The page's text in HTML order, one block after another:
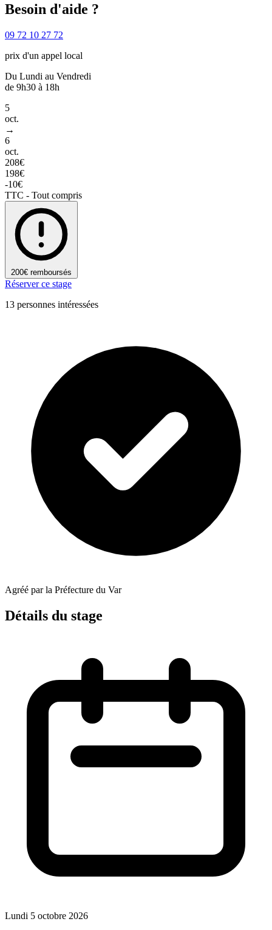
Besoin d'aide ?
09 72 10 27 72
prix d'un appel local
Du Lundi au Vendredi
de 9h30 à 18h
5
oct.
→
6
oct.
208€
198€
-10€
TTC - Tout compris
200€ remboursés
Réserver ce stage
13 personnes intéressées
Agréé par la Préfecture du Var
Détails du stage
Lundi 5 octobre 2026